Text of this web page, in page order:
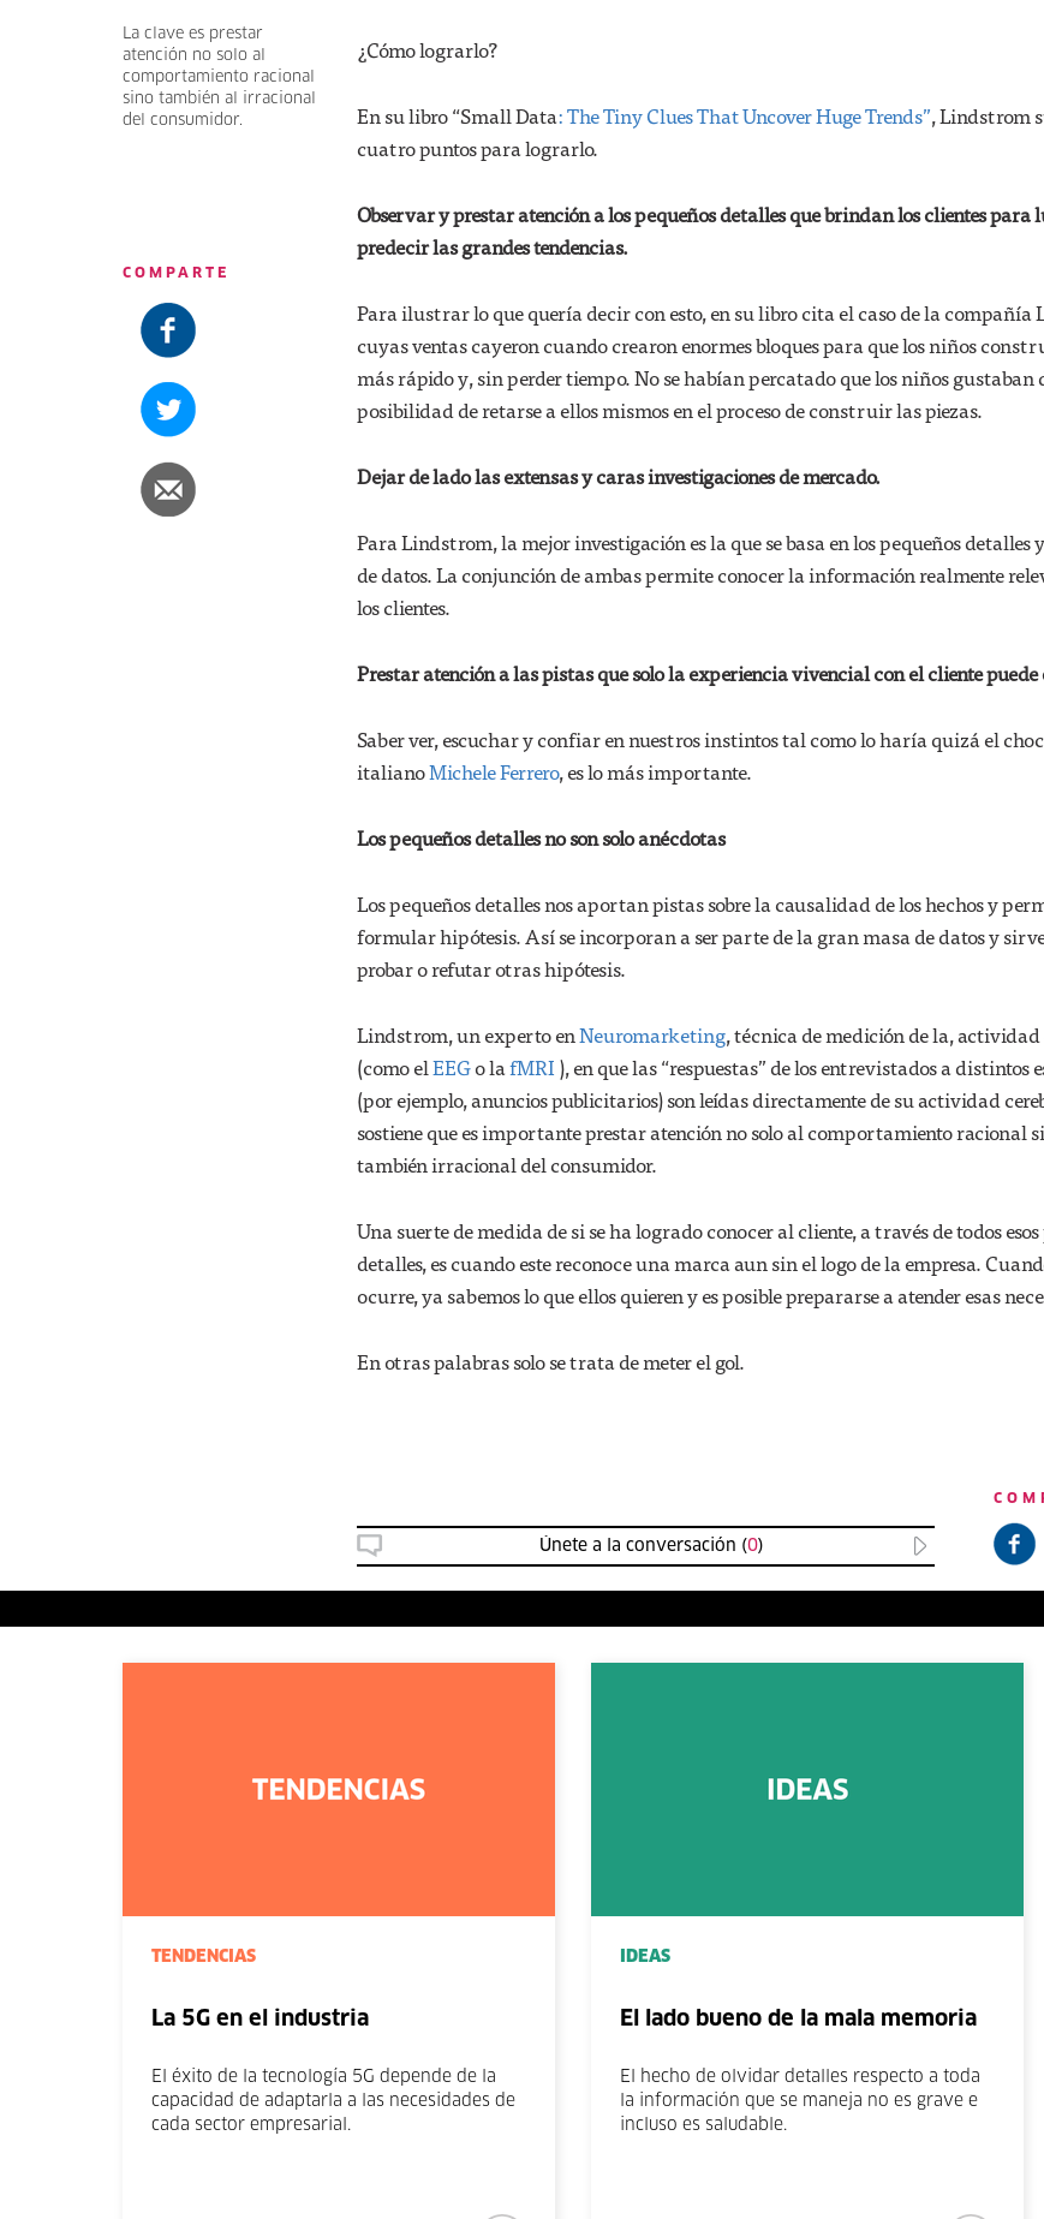
La clave es prestar
atención no solo al
comportamiento racional
sino también al irracional
del consumidor.
COMPARTE
¿Cómo lograrlo?
En su libro “Small Data: The Tiny Clues That Uncover Huge Trends”, Lindstrom
cuatro puntos para lograrlo.
Observar y prestar atención a los pequeños detalles que brindan los clientes para
predecir las grandes tendencias.
Para ilustrar lo que quería decir con esto, en su libro cita el caso de la compañía
cuyas ventas cayeron cuando crearon enormes bloques para que los niños
más rápido y, sin perder tiempo. No se habían percatado que los niños gustaban
posibilidad de retarse a ellos mismos en el proceso de construir las piezas.
Dejar de lado las extensas y caras investigaciones de mercado.
Para Lindstrom, la mejor investigación es la que se basa en los pequeños detalles
de datos. La conjunción de ambas permite conocer la información realmente
los clientes.
Prestar atención a las pistas que solo la experiencia vivencial con el cliente puede
Saber ver, escuchar y confiar en nuestros instintos tal como lo haría quizá el
italianoMichele Ferrero, es lo más importante.
Los pequeños detalles no son solo anécdotas
Los pequeños detalles nos aportan pistas sobre la causalidad de los hechos y
formular hipótesis. Así se incorporan a ser parte de la gran masa de datos y
probar o refutar otras hipótesis.
Lindstrom, un experto enNeuromarketing, técnica de medición de la,
(como elEEGo lafMRI ), en que las “respuestas” de los entrevistados a distintos
(por ejemplo, anuncios publicitarios) son leídas directamente de su actividad
sostiene que es importante prestar atención no solo al comportamiento racional
también irracional del consumidor.
Una suerte de medida de si se ha logrado conocer al cliente, a través de todos
detalles, es cuando este reconoce una marca aun sin el logo de la empresa.
ocurre, ya sabemos lo que ellos quieren y es posible prepararse a atender esas
En otras palabras solo se trata de meter el gol.
Únete a la conversación (0)
TENDENCIAS
La 5G en el industria
El éxito de la tecnología 5G depende de la
capacidad de adaptarla a las necesidades de
cada sector empresarial.
IDEAS
El lado bueno de la mala memoria
El hecho de olvidar detalles respecto a toda
la información que se maneja no es grave e
incluso es saludable.